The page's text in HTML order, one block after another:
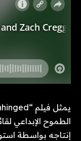
الطموح الإبداعي